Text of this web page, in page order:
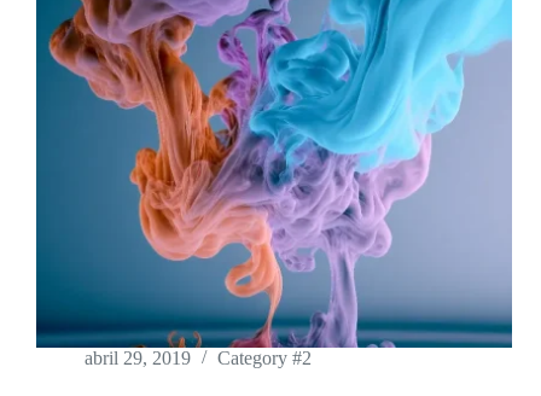
abril 29, 2019 Category #2